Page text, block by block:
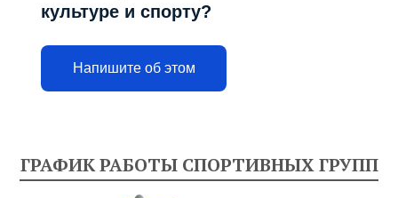
культуре и спорту?
Напишите об этом
ГРАФИК РАБОТЫ СПОРТИВНЫХ ГРУПП